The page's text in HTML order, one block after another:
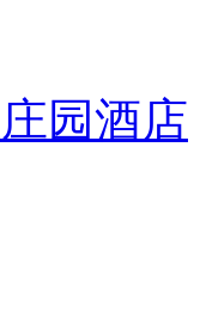
园酒店